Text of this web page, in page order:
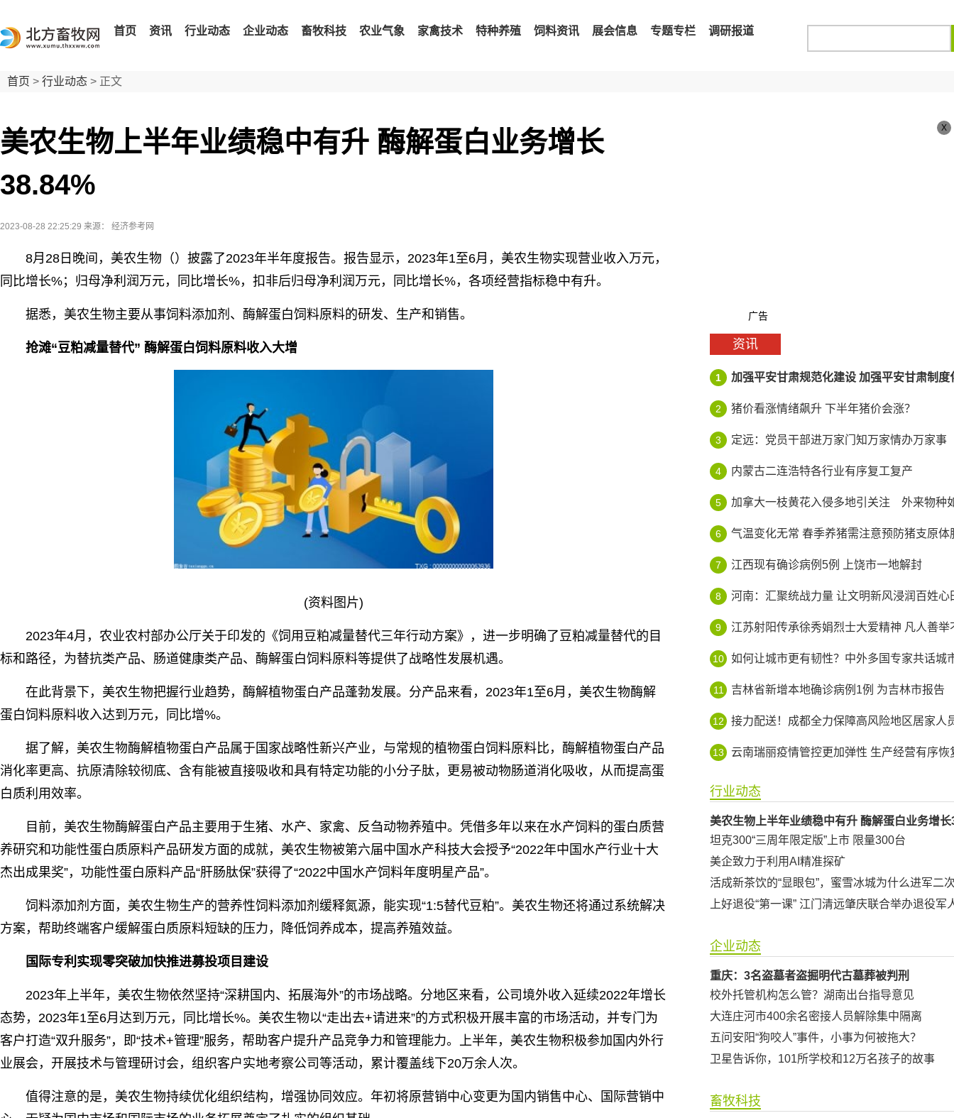
首页 资讯 行业动态 企业动态 畜牧科技 农业气象 家禽技术 特种养殖 饲料资讯 展会信息 专题专栏 调研报道
首页 > 行业动态 > 正文
美农生物上半年业绩稳中有升 酶解蛋白业务增长
38.84%
2023-08-28 22:25:29 来源： 经济参考网
8月28日晚间，美农生物（）披露了2023年半年度报告。报告显示，2023年1至6月，美农生物实现营业收入万元，
同比增长%；归母净利润万元，同比增长%，扣非后归母净利润万元，同比增长%，各项经营指标稳中有升。
据悉，美农生物主要从事饲料添加剂、酶解蛋白饲料原料的研发、生产和销售。
抢滩“豆粕减量替代” 酶解蛋白饲料原料收入大增
(资料图片)
2023年4月，农业农村部办公厅关于印发的《饲用豆粕减量替代三年行动方案》，进一步明确了豆粕减量替代的目
标和路径，为替抗类产品、肠道健康类产品、酶解蛋白饲料原料等提供了战略性发展机遇。
在此背景下，美农生物把握行业趋势，酶解植物蛋白产品蓬勃发展。分产品来看，2023年1至6月，美农生物酶解
蛋白饲料原料收入达到万元，同比增%。
据了解，美农生物酶解植物蛋白产品属于国家战略性新兴产业，与常规的植物蛋白饲料原料比，酶解植物蛋白产品
消化率更高、抗原清除较彻底、含有能被直接吸收和具有特定功能的小分子肽，更易被动物肠道消化吸收，从而提高蛋
白质利用效率。
目前，美农生物酶解蛋白产品主要用于生猪、水产、家禽、反刍动物养殖中。凭借多年以来在水产饲料的蛋白质营
养研究和功能性蛋白质原料产品研发方面的成就，美农生物被第六届中国水产科技大会授予“2022年中国水产行业十大
杰出成果奖”，功能性蛋白原料产品“肝肠肽保”获得了“2022中国水产饲料年度明星产品”。
饲料添加剂方面，美农生物生产的营养性饲料添加剂缓释氮源，能实现“1:5替代豆粕”。美农生物还将通过系统解决
方案，帮助终端客户缓解蛋白质原料短缺的压力，降低饲养成本，提高养殖效益。
国际专利实现零突破加快推进募投项目建设
2023年上半年，美农生物依然坚持“深耕国内、拓展海外”的市场战略。分地区来看，公司境外收入延续2022年增长
态势，2023年1至6月达到万元，同比增长%。美农生物以“走出去+请进来”的方式积极开展丰富的市场活动，并专门为
客户打造“双升服务”，即“技术+管理”服务，帮助客户提升产品竞争力和管理能力。上半年，美农生物积极参加国内外行
业展会，开展技术与管理研讨会，组织客户实地考察公司等活动，累计覆盖线下20万余人次。
值得注意的是，美农生物持续优化组织结构，增强协同效应。年初将原营销中心变更为国内销售中心、国际营销中
X
广告
资讯
1 加强平安甘肃规范化建设 加强平安甘肃制度
2 猪价看涨情绪飙升 下半年猪价会涨？
3 定远：党员干部进万家门知万家情办万家事
4 内蒙古二连浩特各行业有序复工复产
5 加拿大一枝黄花入侵多地引关注 外来物种如何
6 气温变化无常 春季养猪需注意预防猪支原体
7 江西现有确诊病例5例 上饶市一地解封
8 河南：汇聚统战力量 让文明新风浸润百姓心
9 江苏射阳传承徐秀娟烈士大爱精神 凡人善举不
10 如何让城市更有韧性？中外多国专家共话城市智
11 吉林省新增本地确诊病例1例 为吉林市报告
12 接力配送！成都全力保障高风险地区居家人员生活
13 云南瑞丽疫情管控更加弹性 生产经营有序恢
行业动态
美农生物上半年业绩稳中有升 酶解蛋白业务增长
坦克300“三周年限定版”上市 限量300台
美企致力于利用AI精准探矿
活成新茶饮的“显眼包”，蜜雪冰城为什么进军二
企业动态
重庆：3名盗墓者盗掘明代古墓葬被判刑
校外托管机构怎么管？湖南出台指导意见
大连庄河市400余名密接人员解除集中隔离
五问安阳“狗咬人”事件，小事为何被拖大？
卫星告诉你，101所学校和12万名孩子的故事
畜牧科技